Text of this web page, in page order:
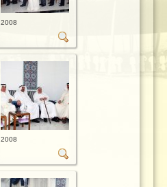
2008
2008